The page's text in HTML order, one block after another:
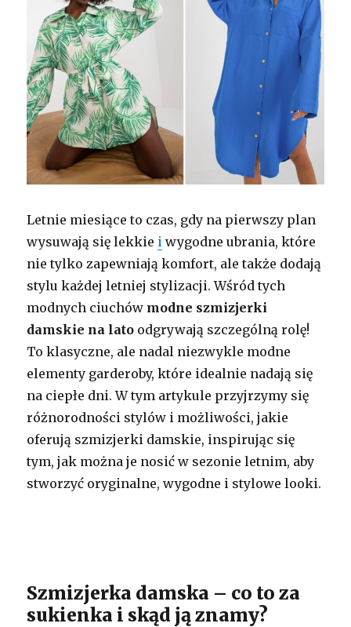
Letnie miesiące to czas, gdy na pierwszy plan
wysuwają się lekkie i wygodne ubrania, które
nie tylko zapewniają komfort, ale także dodają
stylu każdej letniej stylizacji. Wśród tych
modnych ciuchów modne szmizjerki
damskie na lato odgrywają szczególną rolę!
To klasyczne, ale nadal niezwykle modne
elementy garderoby, które idealnie nadają się
na ciepłe dni. W tym artykule przyjrzymy się
różnorodności stylów i możliwości, jakie
oferują szmizjerki damskie, inspirując się
tym, jak można je nosić w sezonie letnim, aby
stworzyć oryginalne, wygodne i stylowe looki.
Szmizjerka damska – co to za
sukienka i skąd ją znamy?